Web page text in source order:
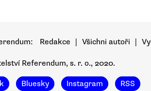
Redakce Všichni autoři
Referendum, s. r. o., 2020.
Bluesky Instagram RSS